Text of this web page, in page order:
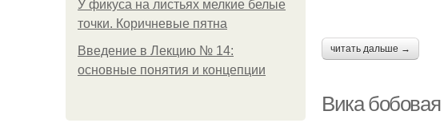
У фикуса на листьях мелкие белые
точки. Коричневые пятна
Введение в Лекцию № 14:
основные понятия и концепции
читать дальше →
Вика бобовая